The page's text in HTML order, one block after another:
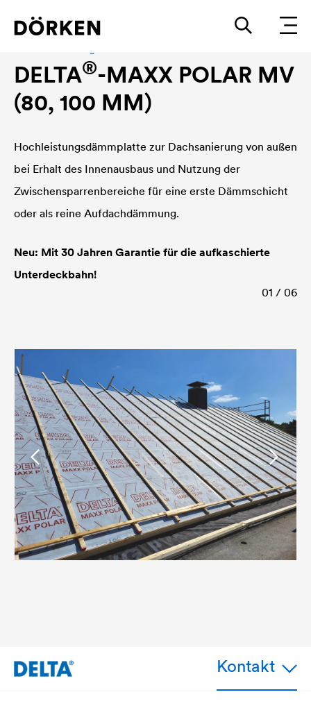
DELTA®-MAXX POLAR MV
(80, 100 MM)
Hochleistungsdämmplatte zur Dachsanierung von außen
bei Erhalt des Innenausbaus und Nutzung der
Zwischensparrenbereiche für eine erste Dämmschicht
oder als reine Aufdachdämmung.
Neu: Mit 30 Jahren Garantie für die aufkaschierte
Unterdeckbahn!
01 / 06
Kontakt